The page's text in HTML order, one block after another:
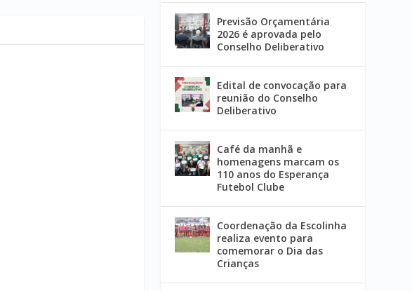
Previsão Orçamentária
2026 é aprovada pelo
Conselho Deliberativo
Edital de convocação para
reunião do Conselho
Deliberativo
Café da manhã e
homenagens marcam os
110 anos do Esperança
Futebol Clube
Coordenação da Escolinha
realiza evento para
comemorar o Dia das
Crianças